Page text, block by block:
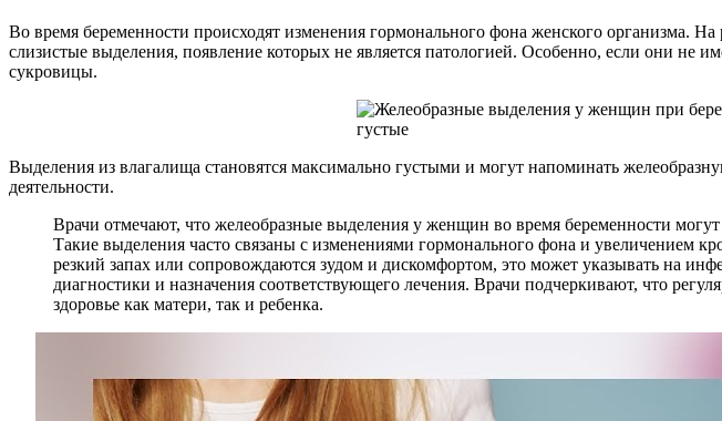
Во время беременности происходят изменения гормонального фона женского организма.
слизистые выделения, появление которых не является патологией. Особенно, если они не
сукровицы.
Выделения из влагалища становятся максимально густыми и могут напоминать
деятельности.
Врачи отмечают, что желеобразные выделения у женщин во время беременности
Такие выделения часто связаны с изменениями гормонального фона и увеличением
резкий запах или сопровождаются зудом и дискомфортом, это может указывать на
диагностики и назначения соответствующего лечения. Врачи подчеркивают, что
здоровье как матери, так и ребенка.